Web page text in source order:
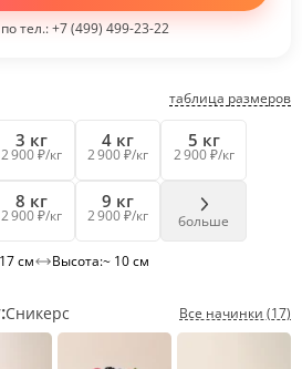
таблица размеров
3 кг
2 900 ₽/кг
4 кг
2 900 ₽/кг
5 кг
2 900 ₽/кг
8 кг
2 900 ₽/кг
9 кг
2 900 ₽/кг больше
см Высота:~ 10 см
Сникерс Все начинки (17)
тел.:+7 (499) 499-23-22